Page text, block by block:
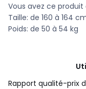
Vous avez ce produit
Taille: de 160 à 164
Poids: de 50 à 54 kg
Rapport qualité-prix